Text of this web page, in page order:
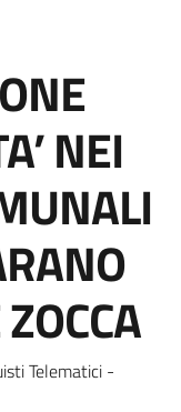
NEI
Telematici -